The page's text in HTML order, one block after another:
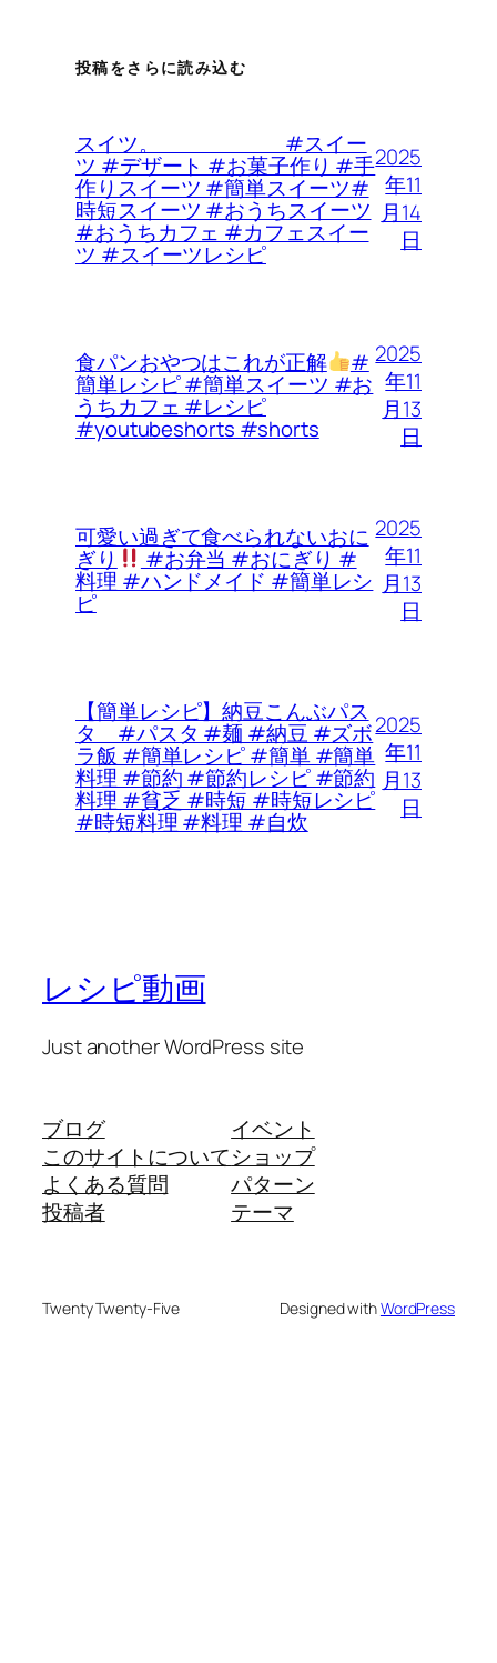
投稿をさらに読み込む
スイツ。 #スイー
ツ #デザート #お菓子作り #手
作りスイーツ #簡単スイーツ#
時短スイーツ #おうちスイーツ
#おうちカフェ #カフェスイー
ツ #スイーツレシピ
2025
年11
月14
日
食パンおやつはこれが正解 #
簡単レシピ #簡単スイーツ #お
うちカフェ #レシピ
#youtubeshorts #shorts
2025
年11
月13
日
可愛い過ぎて食べられないおに
ぎり #お弁当 #おにぎり #
料理 #ハンドメイド #簡単レシ
ピ
2025
年11
月13
日
【簡単レシピ】納豆こんぶパス
タ #パスタ #麺 #納豆 #ズボ
ラ飯 #簡単レシピ #簡単 #簡単
料理 #節約 #節約レシピ #節約
料理 #貧乏 #時短 #時短レシピ
#時短料理 #料理 #自炊
2025
年11
月13
日
レシピ動画
Just another WordPress site
ブログ
このサイトについて
よくある質問
投稿者
イベント
ショップ
パターン
テーマ
Twenty Twenty-Five Designed withWordPress